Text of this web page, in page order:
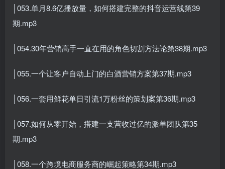
│053.单月8.6亿播放量，如何搭建完整的抖音运营线第39
期.mp3
│054.30年营销高手一直在用的角色切割方法论第38期.mp3
│055.一个让客户自动上门的白酒营销方案第37期.mp3
│056.一套用鲜花单日引流1万粉丝的策划案第36期.mp3
│057.如何从零开始，搭建一支营收过亿的派单团队第35
期.mp3
│058.一个跨境电商服务商的崛起策略第34期.mp3